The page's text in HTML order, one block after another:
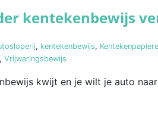
kentekenbewijs
, kentekenbewijs,
, Vrijwaringsbewijs
kwijt en je wilt je auto